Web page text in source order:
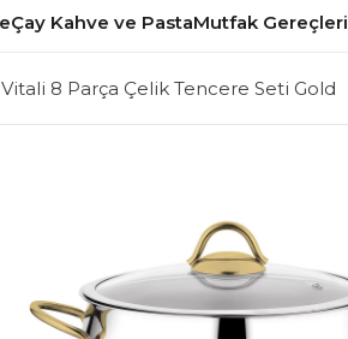
Çay Kahve ve PastaMutfak Gereçleri
8 Parça Çelik Tencere Seti Gold